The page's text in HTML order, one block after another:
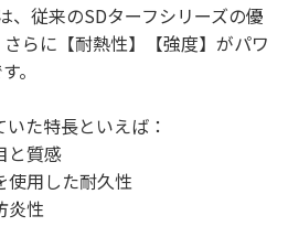
、従来のSDターフシリーズの優
らに【耐熱性】【強度】がパワ
。
た特長といえば：
と質感
使用した耐久性
炎性